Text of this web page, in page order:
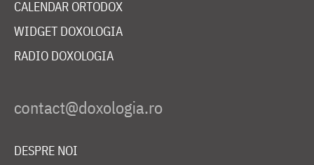
CALENDAR ORTODOX
WIDGET DOXOLOGIA
RADIO DOXOLOGIA
DESPRE NOI